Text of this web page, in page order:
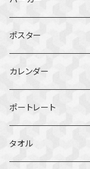
ポスター
カレンダー
ポートレート
タオル